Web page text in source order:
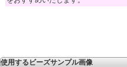
使用するビーズサンプル画像